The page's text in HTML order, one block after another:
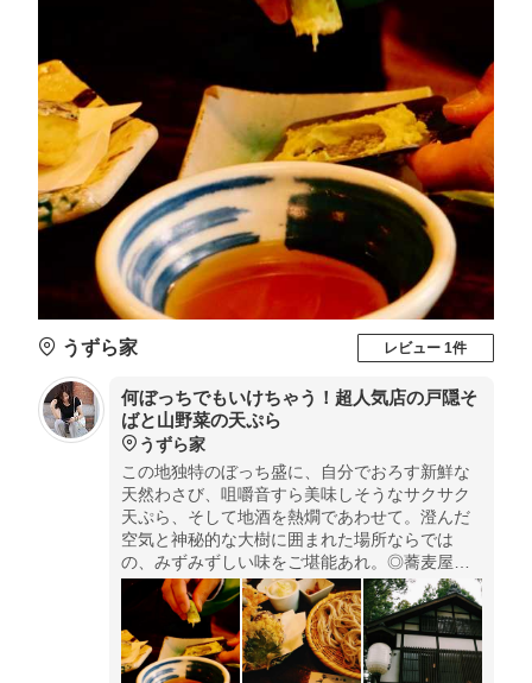
うずら家 レビュー 1件
何ぼっちでもいけちゃう！超人気店の戸隠そ
ばと山野菜の天ぷら
うずら家
この地独特のぼっち盛に、自分でおろす新鮮な
天然わさび、咀嚼音すら美味しそうなサクサク
天ぷら、そして地酒を熱燗であわせて。澄んだ
空気と神秘的な大樹に囲まれた場所ならでは
の、みずみずしい味をご堪能あれ。◎蕎麦屋が
軒を連ねるエリアでもぶっちぎりの人気で、お
昼を過ぎても1時間待ちなどザラ。長野では一般
的なそば湯の締めや、蕎麦かりんとうや蕎麦饅
頭も楽しんでみて。